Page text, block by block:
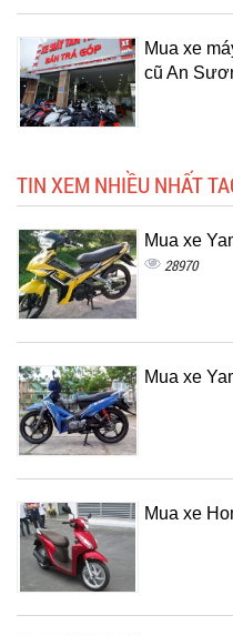
Mua xe
cũ An
TIN XEM NHIỀU NHẤT
Mua xe
28970
Mua xe
Mua xe